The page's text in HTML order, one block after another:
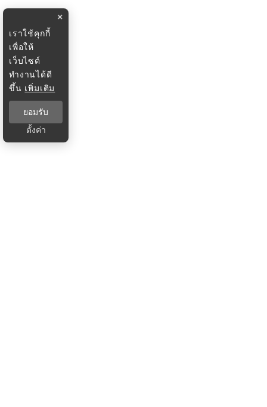
×
เราใช้คุกกี้
เพื่อให้
เว็บไซต์
ทำงานได้ดี
ขึ้น เพิ่มเติม
ยอมรับ
ตั้งค่า